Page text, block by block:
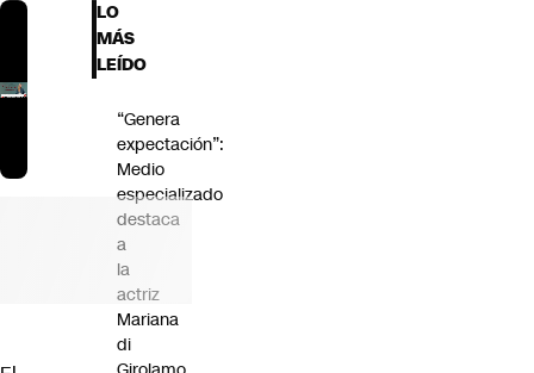
LO
MÁS
LEÍDO
“Genera
expectación”:
Medio
especializado
destaca
a
la
actriz
Mariana
di